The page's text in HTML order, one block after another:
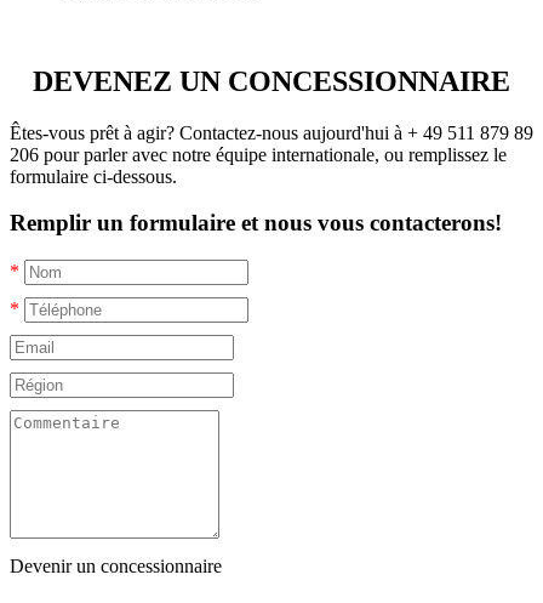
DEVENEZ UN CONCESSIONNAIRE
Êtes-vous prêt à agir? Contactez-nous aujourd'hui à + 49 511 879 89
206 pour parler avec notre équipe internationale, ou remplissez le
formulaire ci-dessous.
Remplir un formulaire et nous vous contacterons!
*
*
Devenir un concessionnaire